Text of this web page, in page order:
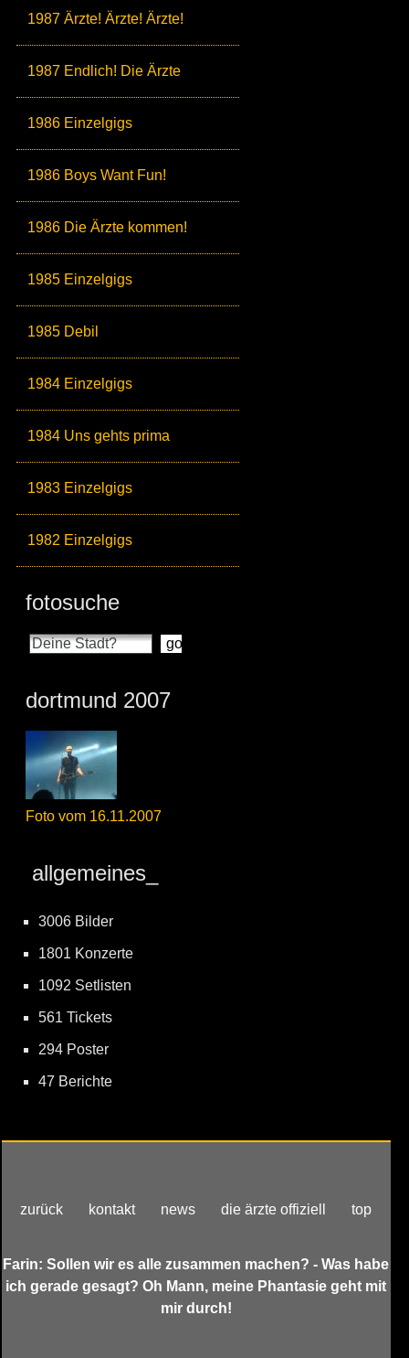
1987 Ärzte! Ärzte! Ärzte!
1987 Endlich! Die Ärzte
1986 Einzelgigs
1986 Boys Want Fun!
1986 Die Ärzte kommen!
1985 Einzelgigs
1985 Debil
1984 Einzelgigs
1984 Uns gehts prima
1983 Einzelgigs
1982 Einzelgigs
fotosuche
dortmund 2007
Foto vom 16.11.2007
allgemeines_
3006 Bilder
1801 Konzerte
1092 Setlisten
561 Tickets
294 Poster
47 Berichte
zurück kontakt news die ärzte offiziell top
Farin: Sollen wir es alle zusammen machen? - Was habe
ich gerade gesagt? Oh Mann, meine Phantasie geht mit
mir durch!